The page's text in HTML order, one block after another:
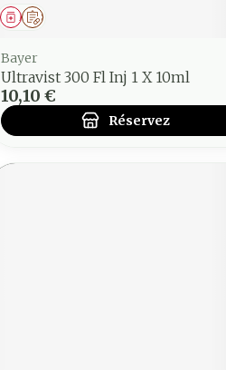
Sur prescription
Médicament
Bayer
Ultravist 300 Fl Inj 1 X 10ml
10,10 €
Réservez